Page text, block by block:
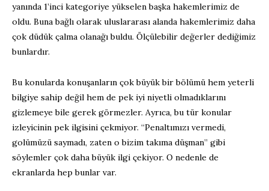
yanında 1’inci kategoriye yükselen başka hakemlerimiz de
oldu. Buna bağlı olarak uluslararası alanda hakemlerimiz daha
çok düdük çalma olanağı buldu. Ölçülebilir değerler dediğimiz
bunlardır.
Bu konularda konuşanların çok büyük bir bölümü hem yeterli
bilgiye sahip değil hem de pek iyi niyetli olmadıklarını
gizlemeye bile gerek görmezler. Ayrıca, bu tür konular
izleyicinin pek ilgisini çekmiyor. “Penaltımızı vermedi,
golümüzü saymadı, zaten o bizim takıma düşman” gibi
söylemler çok daha büyük ilgi çekiyor. O nedenle de
ekranlarda hep bunlar var.